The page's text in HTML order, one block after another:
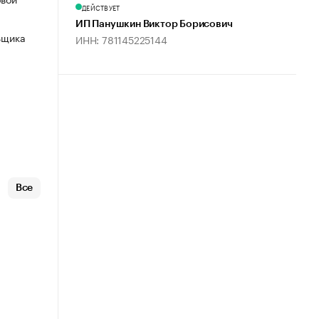
Все
ДЕЙСТВУЕТ
ИП Панушкин Виктор Борисович
ИНН: 781145225144